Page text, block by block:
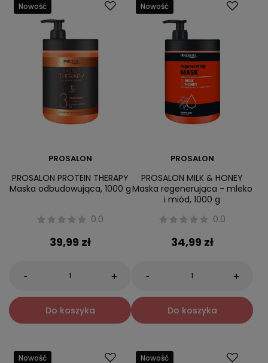
Nowość
PROSALON
PROSALON PROTEIN THERAPY
Maska odbudowująca, 1000 g
0.0
39,99 zł
- +
Do koszyka
Nowość
PROSALON
PROSALON MILK & HONEY
Maska regenerująca - mleko
i miód, 1000 g
0.0
34,99 zł
- +
Do koszyka
Nowość Nowość